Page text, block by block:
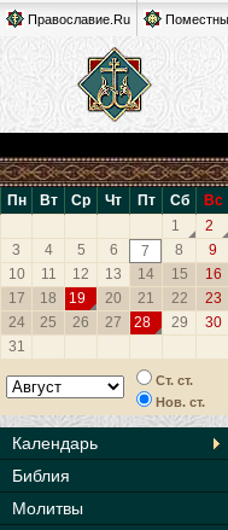
Православие.Ru
Пн Вт Ср Чт Пт Сб
Вс
1
2
3
4 5 6 7 8
9
10
11 12 13 14 15
16
17
18 19 20 21 22
23
24
25 26 27 28 29
30
31
Ст. ст.
Нов. ст.
Календарь
Библия
Молитвы